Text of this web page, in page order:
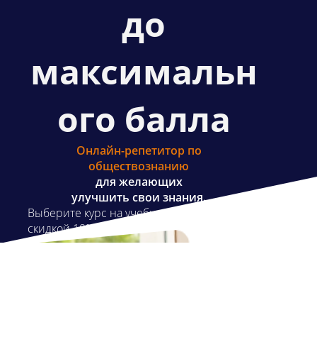
до
максимальн
ого балла
Онлайн-репетитор по
обществознанию
для желающих
улучшить свои знания.
Выберите курс на учебный год со
скидкой 10%.